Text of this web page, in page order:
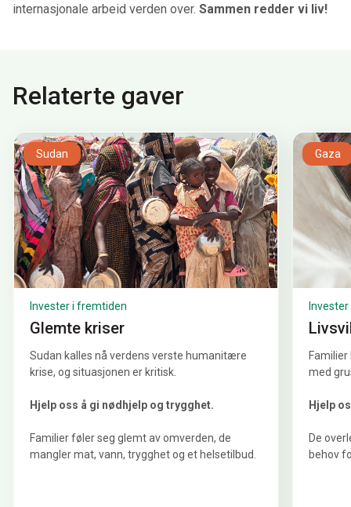
internasjonale arbeid verden over. Sammen redder vi liv!
Relaterte gaver
Sudan
Invester i fremtiden
Glemte kriser
Sudan kalles nå verdens verste humanitære
krise, og situasjonen er kritisk
Hjelp oss å gi nødhjelp og trygghet.
Familier føler seg glemt av omverden, de
mangler mat, vann, trygghet og et helsetilbud.
Gaza
med
Hjelp
De
behov